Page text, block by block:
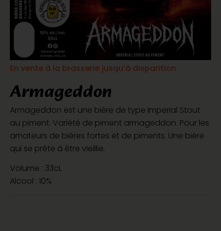
En vente à la brasserie jusqu’à disparition
Armageddon
Armageddon est une bière de type Imperial Stout
au piment. Variété de piment armageddon. Pour les
amateurs de bières fortes et de piments. Une bière
qui se prête à être vieillie.
Volume : 33cL
Alcool : 10%